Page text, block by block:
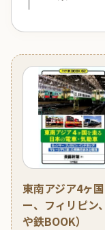
東南アジア4ヶ
ー、フィリピン
や鉄BOOK）